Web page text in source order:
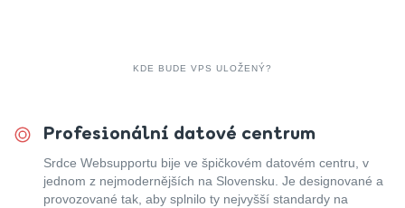
KDE BUDE VPS ULOŽENÝ?
Profesionální datové centrum
Srdce Websupportu bije ve špičkovém datovém centru, v
jednom z nejmodernějších na Slovensku. Je designované a
provozované tak, aby splnilo ty nejvyšší standardy na